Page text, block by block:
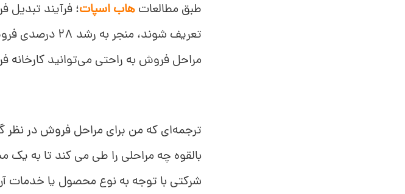
طبق مطالعات هاب اسپات؛ فرآیند
تعریف شوند،
مراحل فروش به راحتی می‌توانید
ترجمه‌ای که من برای مراحل فروش در نظر
بالقوه چه مراحلی را طی می کند تا به
شرکتی با توجه به نوع محصول یا